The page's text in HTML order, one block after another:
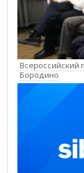
Всероссийский
Бородино